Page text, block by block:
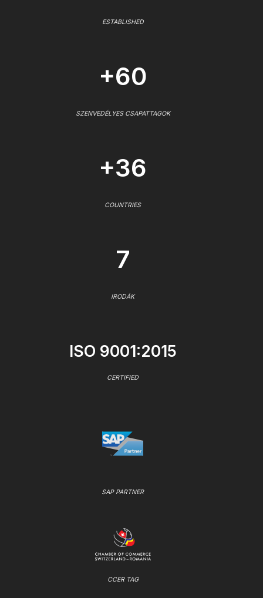
ESTABLISHED
+60
SZENVEDÉLYES CSAPATTAGOK
+36
COUNTRIES
7
IRODÁK
ISO 9001:2015
CERTIFIED
SAP PARTNER
CCER TAG